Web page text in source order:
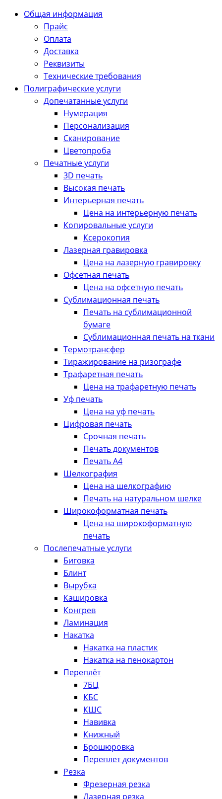
Общая информация
Прайс
Оплата
Доставка
Реквизиты
Технические требования
Полиграфические услуги
Допечатанные услуги
Нумерация
Персонализация
Сканирование
Цветопроба
Печатные услуги
3D печать
Высокая печать
Интерьерная печать
Цена на интерьерную печать
Копировальные услуги
Ксерокопия
Лазерная гравировка
Цена на лазерную гравировку
Офсетная печать
Цена на офсетную печать
Сублимационная печать
Печать на сублимационной
бумаге
Сублимационная печать на ткани
Термотрансфер
Тиражирование на ризографе
Трафаретная печать
Цена на трафаретную печать
Уф печать
Цена на уф печать
Цифровая печать
Срочная печать
Печать документов
Печать А4
Шелкография
Цена на шелкографию
Печать на натуральном шелке
Широкоформатная печать
Цена на широкоформатную
печать
Послепечатные услуги
Биговка
Блинт
Вырубка
Кашировка
Конгрев
Ламинация
Накатка
Накатка на пластик
Накатка на пенокартон
Переплёт
7БЦ
КБС
КШС
Навивка
Книжный
Брошюровка
Переплет документов
Резка
Фрезерная резка
Лазерная резка